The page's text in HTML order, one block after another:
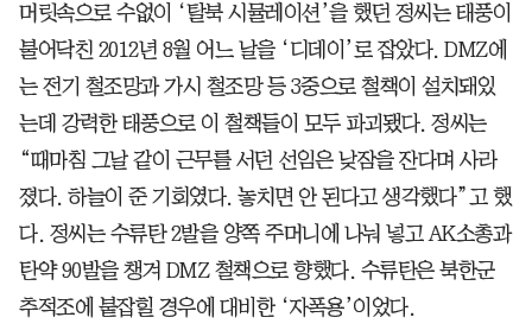
머릿속으로 수없이 ‘탈북 시뮬레이션’을 했던 정씨는 태풍이
불어닥친 2012년 8월 어느 날을 ‘디데이’로 잡았다. DMZ에
는 전기 철조망과 가시 철조망 등 3중으로 철책이 설치돼있
는데 강력한 태풍으로 이 철책들이 모두 파괴됐다. 정씨는
“때마침 그날 같이 근무를 서던 선임은 낮잠을 잔다며 사라
졌다. 하늘이 준 기회였다. 놓치면 안 된다고 생각했다”고 했
다. 정씨는 수류탄 2발을 양쪽 주머니에 나눠 넣고 AK소총과
탄약 90발을 챙겨 DMZ 철책으로 향했다. 수류탄은 북한군
추적조에 붙잡힐 경우에 대비한 ‘자폭용’이었다.